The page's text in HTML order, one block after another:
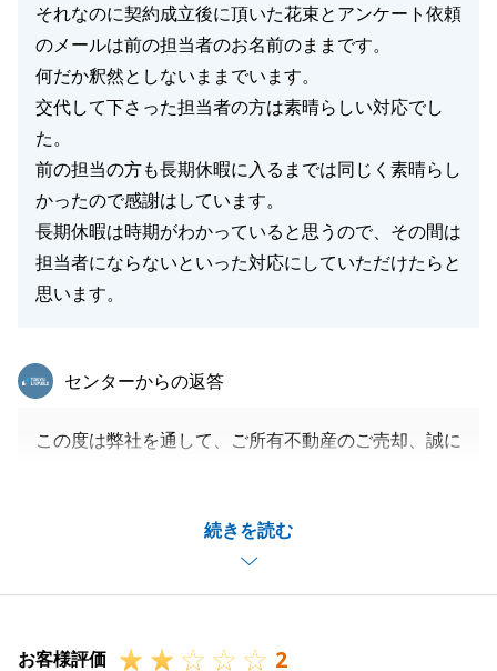
それなのに契約成立後に頂いた花束とアンケート依頼
のメールは前の担当者のお名前のままです。
何だか釈然としないままでいます。
交代して下さった担当者の方は素晴らしい対応でし
た。
前の担当の方も長期休暇に入るまでは同じく素晴らし
かったので感謝はしています。
長期休暇は時期がわかっていると思うので、その間は
担当者にならないといった対応にしていただけたらと
思います。
続きを読む
東急リバブル
センターからの返答
この度は弊社を通して、ご所有不動産のご売却、誠に
かけしてしまい、大変申し訳ありませんでした。
M様からのアドバイスを真摯に受け止め、今後このよ
うなことがないように努めてまいります。
だければと存じます。
お客様評価 2